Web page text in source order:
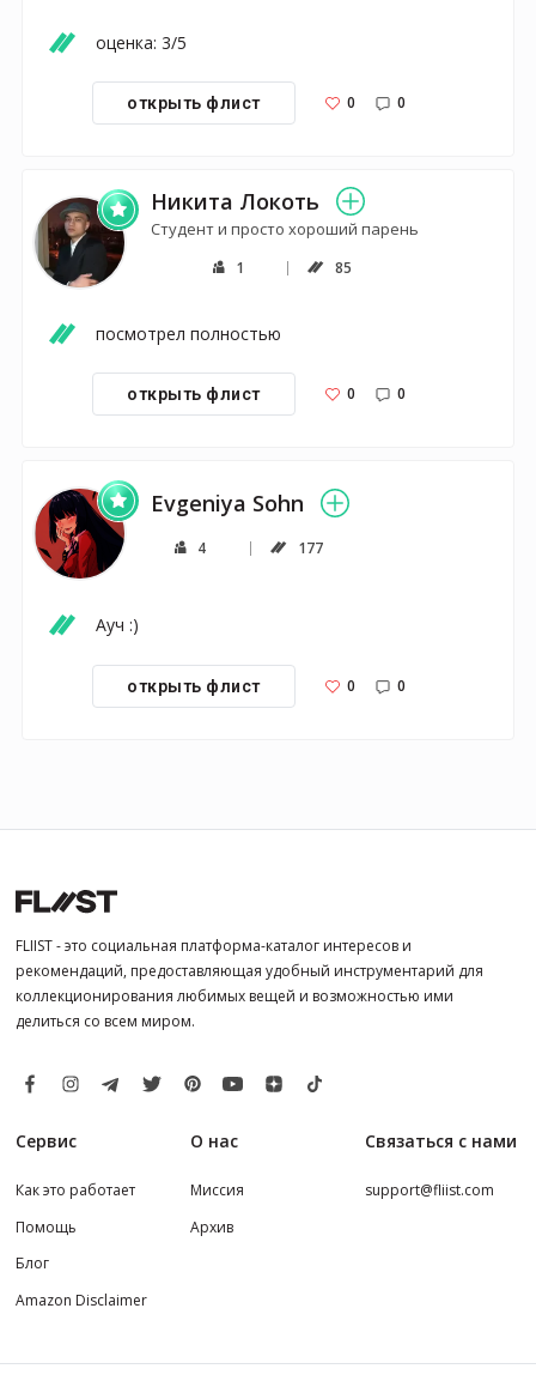
оценка: 3/5
открыть флист 0 0
Никита Локоть
Студент и просто хороший парень
1 85
посмотрел полностью
открыть флист 0 0
Evgeniya Sohn
4 177
Ауч :)
открыть флист 0 0
FLIIST - это социальная платформа-каталог интересов и
рекомендаций, предоставляющая удобный инструментарий для
коллекционирования любимых вещей и возможностью ими
делиться со всем миром.
Сервис
Как это работает
Помощь
Блог
Amazon Disclaimer
О нас
Миссия
Архив
Связаться с нами
support@fliist.com